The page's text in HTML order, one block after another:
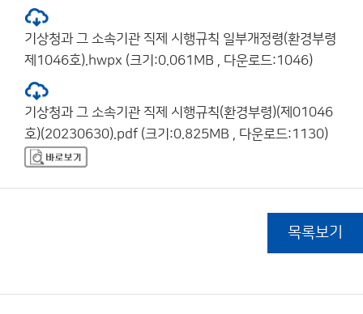
기상청과 그 소속기관 직제 시행규칙 일부개정령(환경부령
제1046호).hwpx (크기:0.061MB , 다운로드:1046)
기상청과 그 소속기관 직제 시행규칙(환경부령)(제01046
호)(20230630).pdf (크기:0.825MB , 다운로드:1130)
목록보기